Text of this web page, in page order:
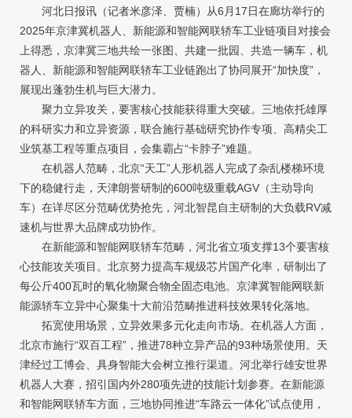
河北日报讯（记者米彦泽、贾楠）从6月17日在廊坊举行的
2025年京津冀机器人、新能源和智能网联轿车工业链项目对接会
上得悉，京津冀三地共绘一张图、共建一批园、共造一辆车，机
器人、新能源和智能网联轿车工业链跑出了协同展开“加快度”，
展现出蓬勃生机与巨大潜力。
聚力立异攻关，要害核心技能获得重大突破。三地依托雄厚
的科研实力和立异资源，联合施行基础研究协作专项、高精尖工
业筑基工程等重点项目，会集霸占“卡脖子”难题。
在机器人范畴，北京“天工”人形机器人完成了杂乱楼梯环境
下的稳健行走，天津朗誉研制的600吨级重载AGV（主动导向
车）在详尽区分范畴优势抢先，河北智昆自主研制的大负载RV减
速机与世界大品牌成功协作。
在新能源和智能网联轿车范畴，河北省立项支撑13个要害核
心技能攻关项目。北京努力提高车规级芯片国产化率，研制出了
每公斤400瓦时的氧化物聚合物全固态电池。京津冀智能网联新
能源轿车立异中心聚集十大前沿范畴推进科技效果转化落地。
拓宽使用场景，立异效果多元化走向市场。在机器人方面，
北京市施行“双百工程”，推进78种立异产品的93种场景使用。天
津经过工博会、具身智能大会树立推行渠道。河北举行雄安世界
机器人大赛，招引国内外280项先进的技能计划参赛。在新能源
和智能网联轿车方面，三地协同推进“车路云一体化”试点使用，